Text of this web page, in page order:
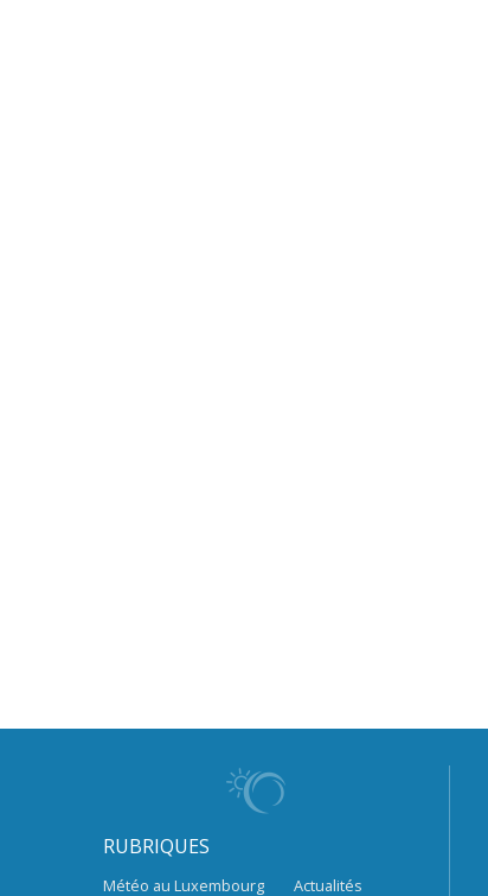
RUBRIQUES
Météo au Luxembourg Actualités